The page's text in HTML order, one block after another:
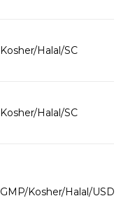
Kosher/Halal/SC
Kosher/Halal/SC
GMP/Kosher/Halal/